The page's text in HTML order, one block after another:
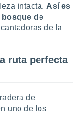
intacta. Así es
bosque de
de la
ruta perfecta
de
uno de los